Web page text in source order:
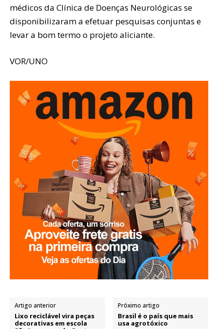
médicos da Clínica de Doenças Neurológicas se
disponibilizaram a efetuar pesquisas conjuntas e
levar a bom termo o projeto aliciante.
VOR/UNO
Artigo anterior
Lixo reciclável vira peças
decorativas em escola
Próximo artigo
Brasil é o país que mais
usa agrotóxico